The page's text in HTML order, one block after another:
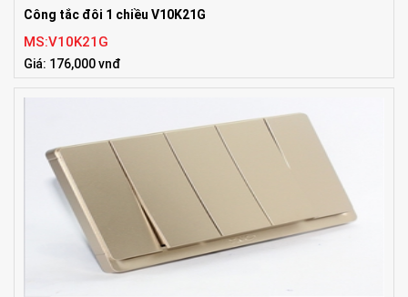
Công tắc đôi 1 chiều V10K21G
MS:V10K21G
Giá: 176,000 vnđ